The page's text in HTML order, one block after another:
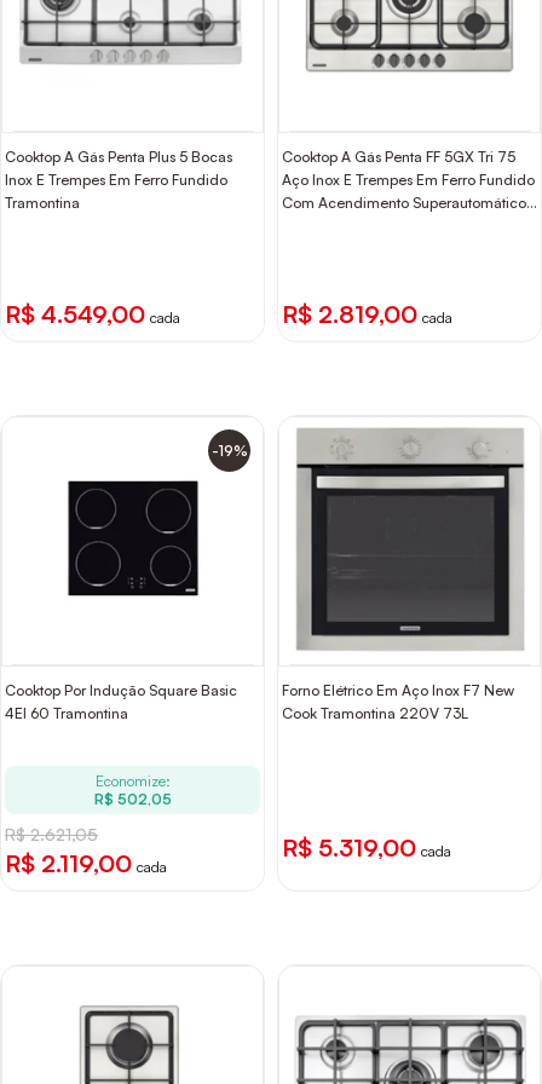
Cooktop A Gás Penta Plus 5 Bocas
Inox E Trempes Em Ferro Fundido
Tramontina
R$ 4.549,00 cada
Cooktop A Gás Penta FF 5GX Tri 75
Aço Inox E Trempes Em Ferro Fundido
Com Acendimento Superautomático
R$ 2.819,00 cada
-19%
Cooktop Por Indução Square Basic
4EI 60 Tramontina
Economize:
R$ 502,05
R$ 2.621,05
R$ 2.119,00 cada
Forno Elétrico Em Aço Inox F7 New
Cook Tramontina 220V 73L
R$ 5.319,00 cada